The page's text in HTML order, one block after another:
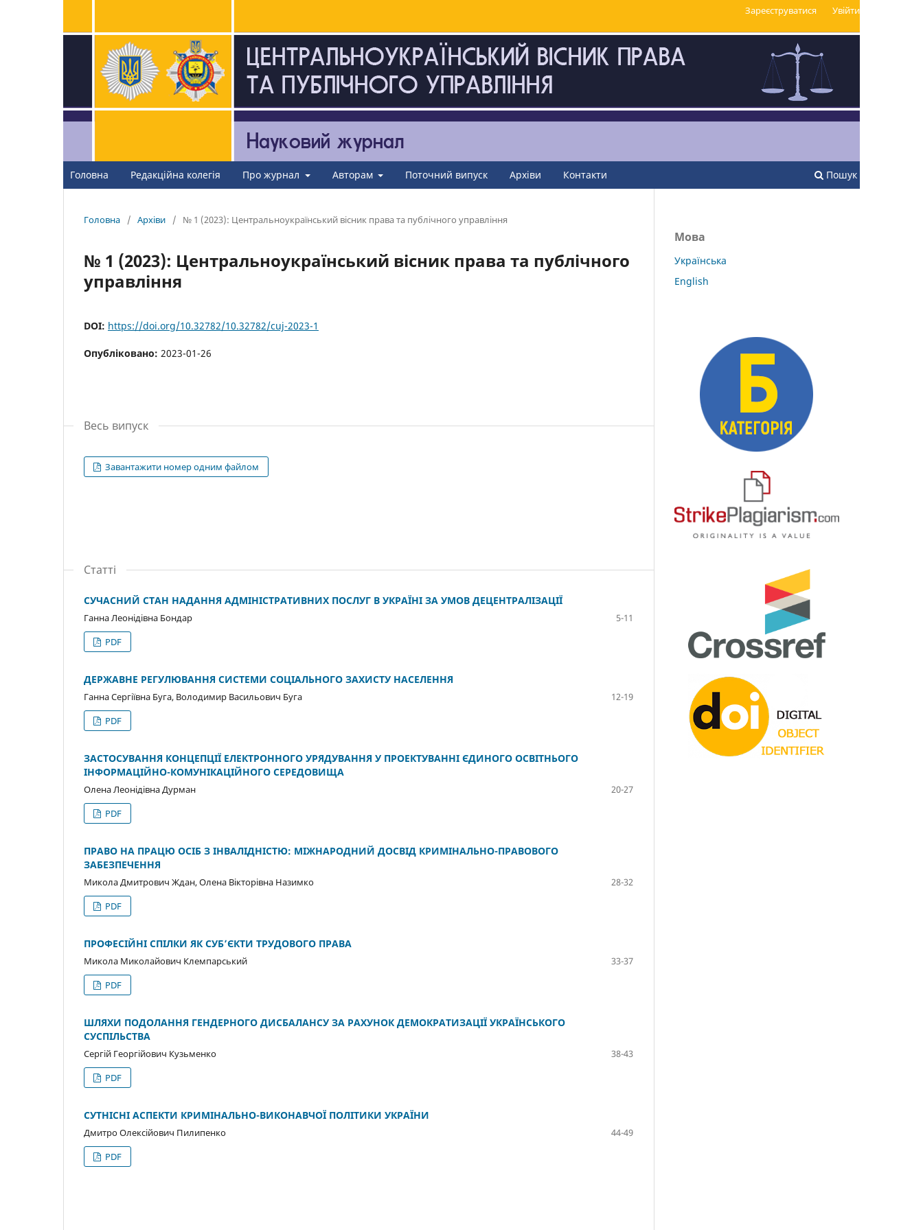
Головна Редакційна колегія Про журнал Авторам Поточний випуск Архіви Контакти Пошук
Зареєструватися Увійти
Головна / Архіви / № 1 (2023): Центральноукраїнський вісник права та публічного управління
№ 1 (2023): Центральноукраїнський вісник права та публічного
управління
DOI: https://doi.org/10.32782/10.32782/cuj-2023-1
Опубліковано: 2023-01-26
Весь випуск
Завантажити номер одним файлом
Статті
СУЧАСНИЙ СТАН НАДАННЯ АДМІНІСТРАТИВНИХ ПОСЛУГ В УКРАЇНІ ЗА УМОВ ДЕЦЕНТРАЛІЗАЦІЇ
Ганна Леонідівна Бондар
5-11
PDF
ДЕРЖАВНЕ РЕГУЛЮВАННЯ СИСТЕМИ СОЦІАЛЬНОГО ЗАХИСТУ НАСЕЛЕННЯ
Ганна Сергіївна Буга, Володимир Васильович Буга
12-19
PDF
ЗАСТОСУВАННЯ КОНЦЕПЦІЇ ЕЛЕКТРОННОГО УРЯДУВАННЯ У ПРОЕКТУВАННІ ЄДИНОГО ОСВІТНЬОГО
ІНФОРМАЦІЙНО-КОМУНІКАЦІЙНОГО СЕРЕДОВИЩА
Олена Леонідівна Дурман
20-27
PDF
ПРАВО НА ПРАЦЮ ОСІБ З ІНВАЛІДНІСТЮ: МІЖНАРОДНИЙ ДОСВІД КРИМІНАЛЬНО-ПРАВОВОГО
ЗАБЕЗПЕЧЕННЯ
Микола Дмитрович Ждан, Олена Вікторівна Назимко
28-32
PDF
ПРОФЕСІЙНІ СПІЛКИ ЯК СУБ’ЄКТИ ТРУДОВОГО ПРАВА
Микола Миколайович Клемпарський
33-37
PDF
ШЛЯХИ ПОДОЛАННЯ ГЕНДЕРНОГО ДИСБАЛАНСУ ЗА РАХУНОК ДЕМОКРАТИЗАЦІЇ УКРАЇНСЬКОГО
СУСПІЛЬСТВА
Сергій Георгійович Кузьменко
38-43
PDF
СУТНІСНІ АСПЕКТИ КРИМІНАЛЬНО-ВИКОНАВЧОЇ ПОЛІТИКИ УКРАЇНИ
Дмитро Олексійович Пилипенко
44-49
PDF
Мова
Українська
English